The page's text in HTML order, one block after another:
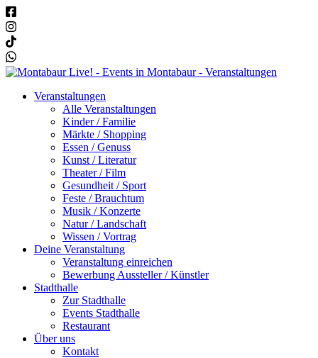
Veranstaltungen
Alle Veranstaltungen
Kinder / Familie
Märkte / Shopping
Essen / Genuss
Kunst / Literatur
Theater / Film
Gesundheit / Sport
Feste / Brauchtum
Musik / Konzerte
Natur / Landschaft
Wissen / Vortrag
Deine Veranstaltung
Veranstaltung einreichen
Bewerbung Aussteller / Künstler
Stadthalle
Zur Stadthalle
Events Stadthalle
Restaurant
Über uns
Kontakt